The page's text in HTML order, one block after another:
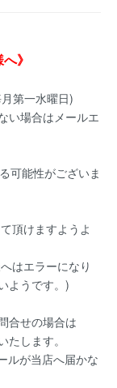
》
第一水曜日)
い場合はメールエ
可能性がございま
頂けますようよ
はエラーになり
ようです。)
合せの場合は
たします。
ルが当店へ届かな